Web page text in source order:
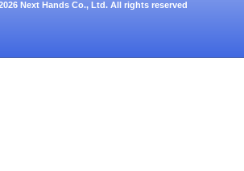
Next Hands Co., Ltd. All rights reserved